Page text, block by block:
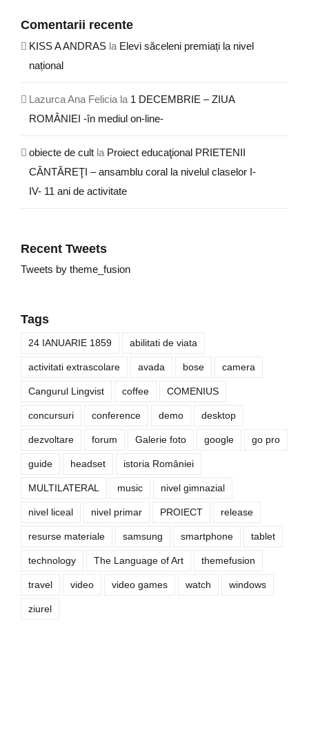
Comentarii recente
KISS A ANDRAS la Elevi săceleni premiați la nivel
național
Lazurca Ana Felicia la 1 DECEMBRIE – ZIUA
ROMÂNIEI -în mediul on-line-
obiecte de cult la Proiect educaţional PRIETENII
CÂNTĂREŢI – ansamblu coral la nivelul claselor I-
IV- 11 ani de activitate
Recent Tweets
Tweets by theme_fusion
Tags
24 IANUARIE 1859 abilitati de viata
activitati extrascolare avada bose camera
Cangurul Lingvist coffee COMENIUS
concursuri conference demo desktop
dezvoltare forum Galerie foto google go pro
guide headset istoria României
MULTILATERAL music nivel gimnazial
nivel liceal nivel primar PROIECT release
resurse materiale samsung smartphone tablet
technology The Language of Art themefusion
travel video video games watch windows
ziurel